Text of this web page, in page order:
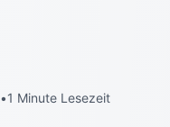
•1 Minute Lesezeit